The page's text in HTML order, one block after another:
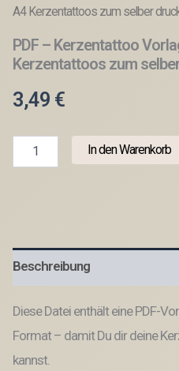
A4 Kerzentattoos zum selber
PDF – Kerzentattoo
Kerzentattoos zum
3,49 €
A4
Kerzentattoos
zum
drucken
Hochzeit
In den Warenkorb
Beschreibung
Diese Datei enthält eine PDF-
Format – damit Du dir deine
kannst.